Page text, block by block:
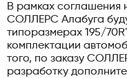
В рамках соглашения
СОЛЛЕРС Алабуга
типоразмерах 195/
комплектации
того, по заказу
разработку